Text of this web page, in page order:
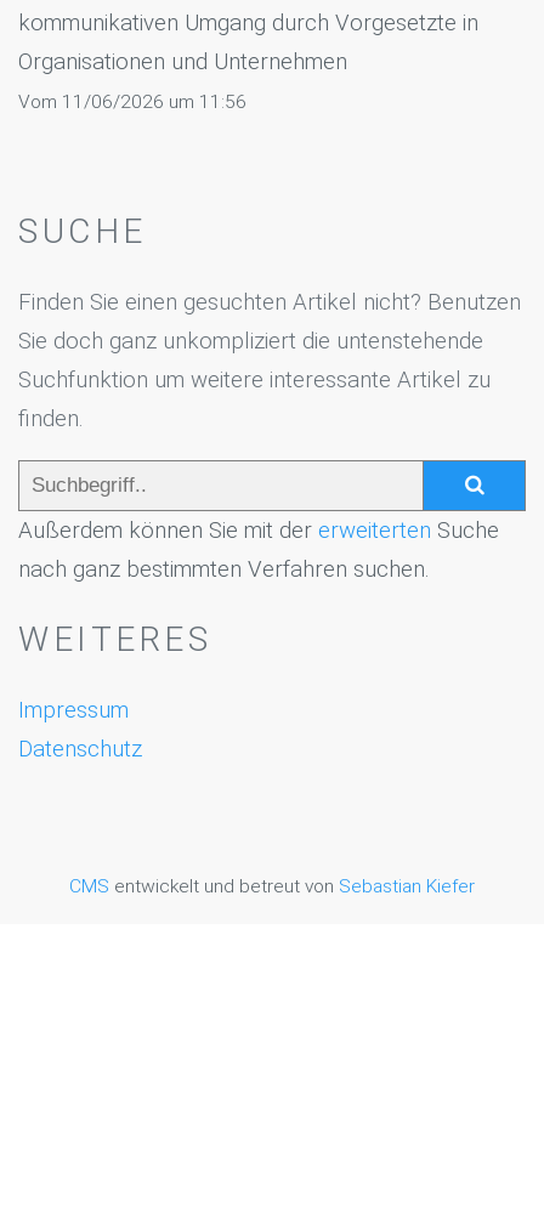
kommunikativen Umgang durch Vorgesetzte in
Organisationen und Unternehmen
Vom 11/06/2026 um 11:56
SUCHE
Finden Sie einen gesuchten Artikel nicht? Benutzen
Sie doch ganz unkompliziert die untenstehende
Suchfunktion um weitere interessante Artikel zu
finden.
Außerdem können Sie mit der erweiterten Suche
nach ganz bestimmten Verfahren suchen.
WEITERES
Impressum
Datenschutz
CMS entwickelt und betreut von Sebastian Kiefer